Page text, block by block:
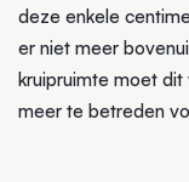
deze enkele
er niet meer
kruipruimte moet dit
meer te betreden